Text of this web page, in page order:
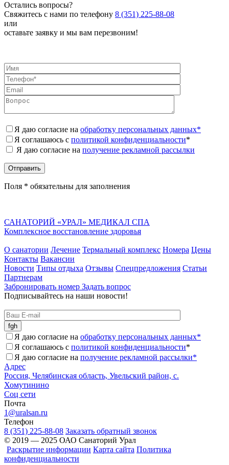
Остались вопросы?
Свяжитесь с нами по телефону 8 (351) 225-88-08
или
оставьте заявку и мы вам перезвоним!
Я даю согласие на обработку персональных данных*
Я соглашаюсь с политикой конфиденциальности*
Я даю согласие на получение рекламной рассылки
Поля * обязательны для заполнения
САНАТОРИЙ «УРАЛ» МЕДИКАЛ СПА
Комплексное восстановление здоровья
О санатории Лечение Термальный комплекс Номера Цены
Контакты Вакансии
Новости Типы отдыха Отзывы Спецпредложения Статьи
Партнерам
Забронировать номер Задать вопрос
Подписывайтесь на наши новости!
Я даю согласие на обработку персональных данных*
Я соглашаюсь с политикой конфиденциальности*
Я даю согласие на получение рекламной рассылки*
Адрес
Россия, Челябинская область, Увельский район, с.
Хомутинино
Соц сети
Почта
1@uralsan.ru
Телефон
8 (351) 225-88-08 Заказать обратный звонок
© 2019 — 2025 ОАО Санаторий Урал
Раскрытие информации Карта сайта Политика
конфиденциальности